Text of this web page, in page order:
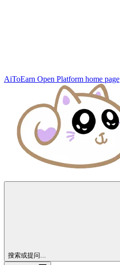
AiToEarn Open Platform home page
搜索或提问...